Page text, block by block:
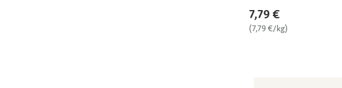
7,79 €
(7,79 €/kg)